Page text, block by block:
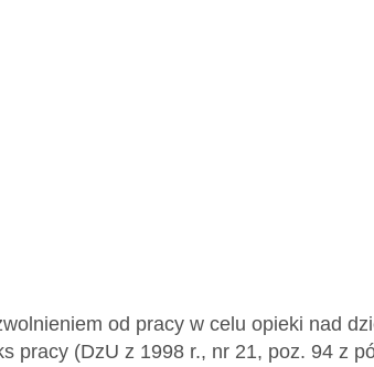
od pracy w celu opieki nad
pracy (DzU z 1998 r., nr 21, poz. 94 z